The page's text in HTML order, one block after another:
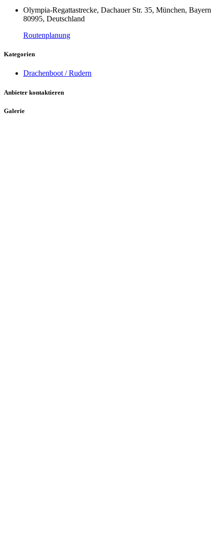
Olympia-Regattastrecke, Dachauer Str. 35, München, Bayern
80995, Deutschland
Routenplanung
Kategorien
Drachenboot / Rudern
Anbieter kontaktieren
Galerie